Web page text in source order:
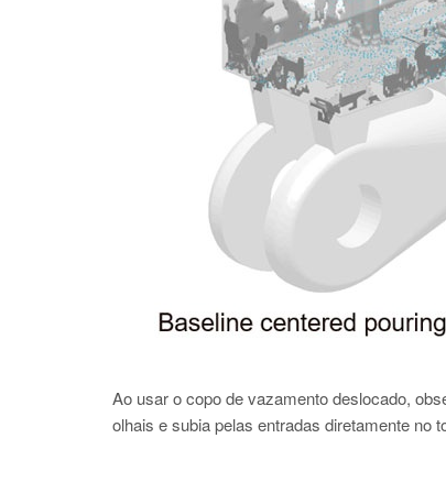
Ao usar o copo de vazamento deslocado,
olhais e subia pelas entradas diretamente no